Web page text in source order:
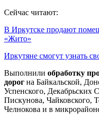
Сейчас читают:
В Иркутске продают
«Жито»
Иркутяне смогут узнать
Выполнили обработку
дорог на Байкальской,
Успенского,
Пискунова, Чайковского,
Челнокова и в